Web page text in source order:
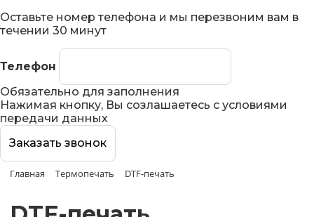
Оставьте номер телефона и мы перезвоним вам в
течении 30 минут
Телефон
Обязательно для заполнения
Нажимая кнопку, Вы созлашаетесь с условиями
передачи данных
Главная Термопечать DTF-печать